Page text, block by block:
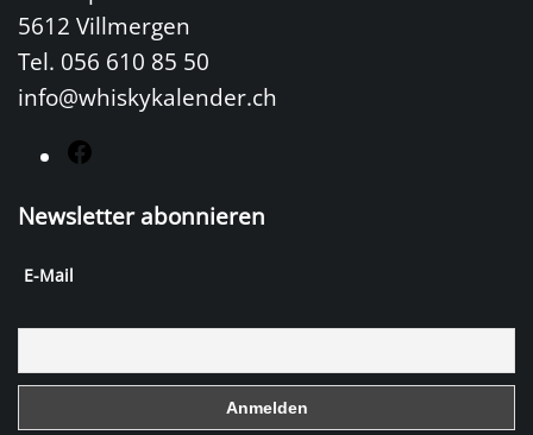
5612 Villmergen
Tel. 056 610 85 50
info@whiskykalender.ch
c
o
o
Newsletter abonnieren
E-Mail